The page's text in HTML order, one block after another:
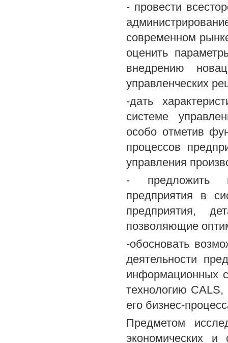
- провести
современном
оценить
внедрению
управленческих
-дать
системе
особо отметив
процессов
управления
- предложить
предприятия в
предприятия,
позволяющие
-обосновать
деятельности
информационных
технологию
его бизнес-
Предметом
экономических